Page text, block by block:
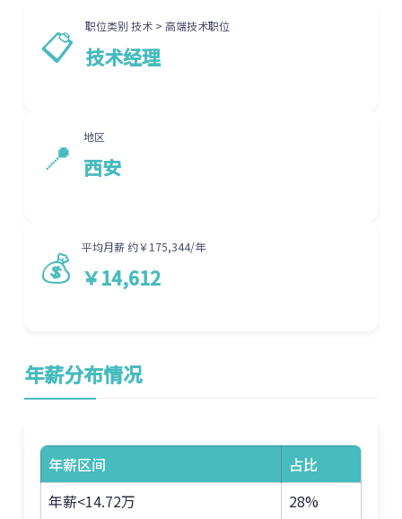
📋 职位类别 技术 > 高端技术职位
技术经理
📍 地区
西安
💰 平均月薪 约￥175,344/年
￥14,612
年薪分布情况
年薪区间
占比
年薪<14.72万
28%